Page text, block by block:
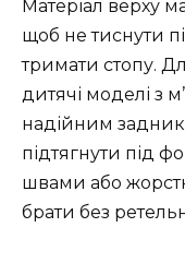
Матеріал верху
щоб не тиснути
тримати стопу.
дитячі моделі з
надійним
підтягнути під
швами або
брати без